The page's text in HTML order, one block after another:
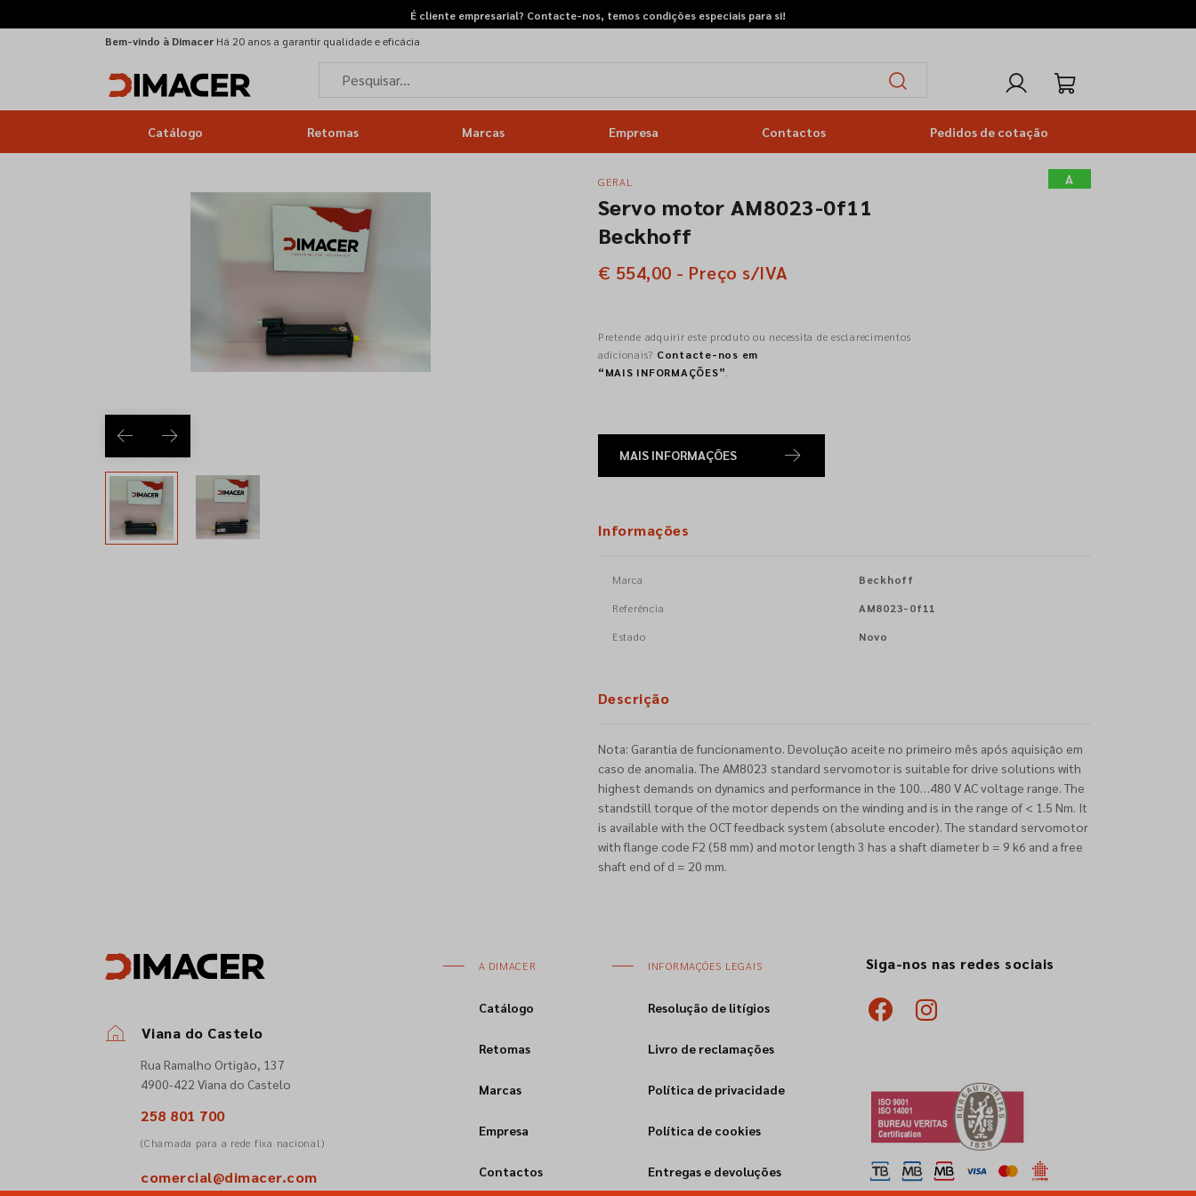
É cliente empresarial? Contacte-nos, temos condições especiais para si!
Bem-vindo à Dimacer Há 20 anos a garantir qualidade e eficácia
Catálogo Retomas Marcas Empresa Contactos Pedidos de cotação
RETOMAS GERAL
GERAL
Servo motor AM8023-0f11
Beckhoff
A
€ 554,00 - Preço s/IVA
Pretende adquirir este produto ou necessita de esclarecimentos
adicionais? Contacte-nos em
“MAIS INFORMAÇÕES”
MAIS INFORMAÇÕES
Informações
Marca
Referência
Estado
Beckhoff
AM8023-0f11
Novo
Descrição
Nota: Garantia de funcionamento. Devolução aceite no primeiro mês após aquisição em
caso de anomalia. The AM8023 standard servomotor is suitable for drive solutions with
highest demands on dynamics and performance in the 100…480 V AC voltage range. The
standstill torque of the motor depends on the winding and is in the range of < 1.5 Nm. It
is available with the OCT feedback system (absolute encoder). The standard servomotor
with flange code F2 (58 mm) and motor length 3 has a shaft diameter b = 9 k6 and a free
shaft end of d = 20 mm.
Viana do Castelo
Rua Ramalho Ortigão, 137
4900-422 Viana do Castelo
258 801 700
(Chamada para a rede fixa nacional)
comercial@dimacer.com
A DIMACER
Catálogo
Retomas
Marcas
Empresa
Contactos
INFORMAÇÕES LEGAIS
Resolução de litígios
Livro de reclamações
Política de privacidade
Política de cookies
Entregas e devoluções
Siga-nos nas redes sociais